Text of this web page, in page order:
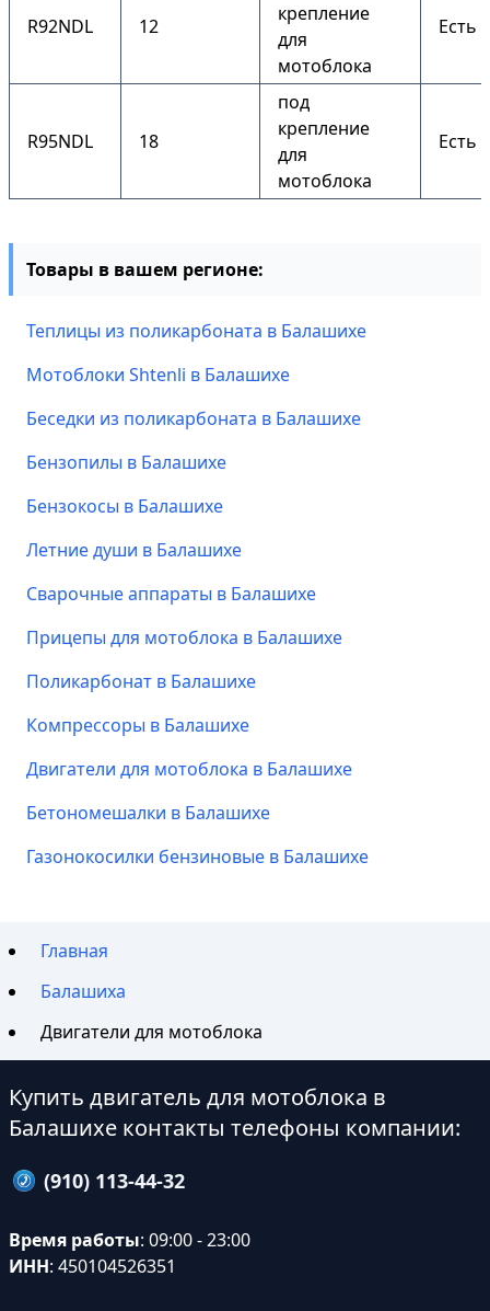
R92NDL 12
крепление
для
мотоблока
Есть
R95NDL 18
под
крепление
для
мотоблока
Есть
Товары в вашем регионе:
Теплицы из поликарбоната в Балашихе
Мотоблоки Shtenli в Балашихе
Беседки из поликарбоната в Балашихе
Бензопилы в Балашихе
Бензокосы в Балашихе
Летние души в Балашихе
Сварочные аппараты в Балашихе
Прицепы для мотоблока в Балашихе
Поликарбонат в Балашихе
Компрессоры в Балашихе
Двигатели для мотоблока в Балашихе
Бетономешалки в Балашихе
Газонокосилки бензиновые в Балашихе
Главная
Балашиха
Двигатели для мотоблока
Купить двигатель для мотоблока в
Балашихе контакты телефоны компании:
(910) 113-44-32
Время работы: 09:00 - 23:00
ИНН: 450104526351